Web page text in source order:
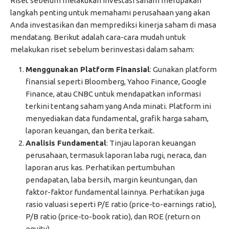
langkah penting untuk memahami perusahaan yang akan
Anda investasikan dan memprediksi kinerja saham di masa
mendatang. Berikut adalah cara-cara mudah untuk
melakukan riset sebelum berinvestasi dalam saham:
Menggunakan Platform Finansial: Gunakan platform
finansial seperti Bloomberg, Yahoo Finance, Google
Finance, atau CNBC untuk mendapatkan informasi
terkini tentang saham yang Anda minati. Platform ini
menyediakan data fundamental, grafik harga saham,
laporan keuangan, dan berita terkait.
Analisis Fundamental: Tinjau laporan keuangan
perusahaan, termasuk laporan laba rugi, neraca, dan
laporan arus kas. Perhatikan pertumbuhan
pendapatan, laba bersih, margin keuntungan, dan
faktor-faktor fundamental lainnya. Perhatikan juga
rasio valuasi seperti P/E ratio (price-to-earnings ratio),
P/B ratio (price-to-book ratio), dan ROE (return on